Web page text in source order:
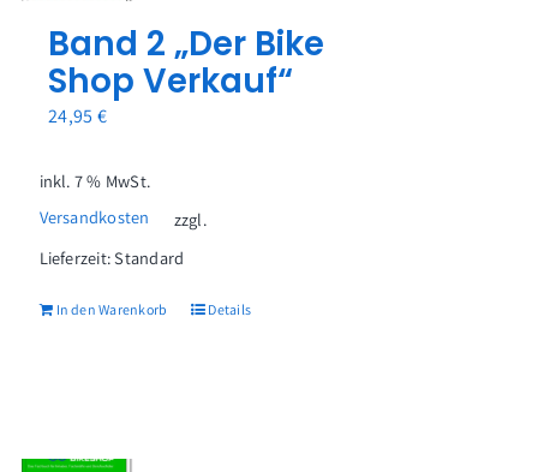
Band 2 „Der Bike
Shop Verkauf“
24,95 €
inkl. 7 % MwSt.
zzgl.
Versandkosten
Lieferzeit:Standard
In den Warenkorb Details